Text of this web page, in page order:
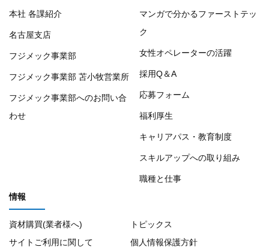
本社 各課紹介
名古屋支店
フジメック事業部
フジメック事業部 苫小牧営業所
フジメック事業部へのお問い合
わせ
マンガで分かるファーストテッ
ク
女性オペレーターの活躍
採用Q＆A
応募フォーム
福利厚生
キャリアパス・教育制度
スキルアップへの取り組み
職種と仕事
情報
資材購買(業者様へ)
トピックス
サイトご利用に関して
個人情報保護方針